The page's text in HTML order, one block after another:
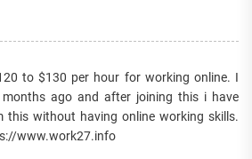
to $130 per hour for working online. I
ago and after joining this i have
this without having online working skills.
www.work27.info